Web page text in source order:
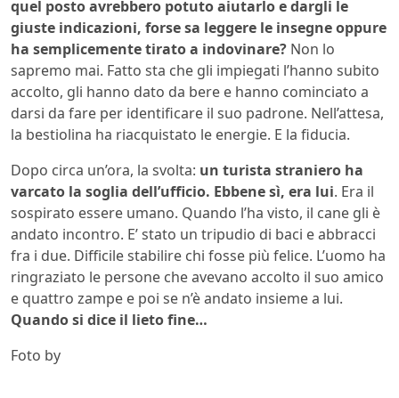
quel posto avrebbero potuto aiutarlo e dargli le
giuste indicazioni, forse sa leggere le insegne oppure
ha semplicemente tirato a indovinare? Non lo
sapremo mai. Fatto sta che gli impiegati l’hanno subito
accolto, gli hanno dato da bere e hanno cominciato a
darsi da fare per identificare il suo padrone. Nell’attesa,
la bestiolina ha riacquistato le energie. E la fiducia.
Dopo circa un’ora, la svolta: un turista straniero ha
varcato la soglia dell’ufficio. Ebbene sì, era lui. Era il
sospirato essere umano. Quando l’ha visto, il cane gli è
andato incontro. E’ stato un tripudio di baci e abbracci
fra i due. Difficile stabilire chi fosse più felice. L’uomo ha
ringraziato le persone che avevano accolto il suo amico
e quattro zampe e poi se n’è andato insieme a lui.
Quando si dice il lieto fine…
Foto by